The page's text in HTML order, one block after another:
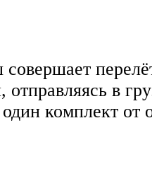
в
комплект от